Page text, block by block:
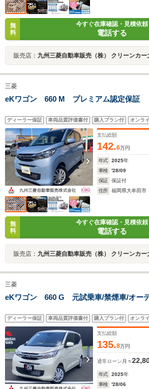
無
料
今すぐ在庫確認・見積依頼
電話する
販売店： 九州三菱自動車販売（株） クリーンカー
三菱
eKワゴン 660 M プレミアム認定保証
ディーラー保証 車両品質評価書付 購入プラン付 オンラ
支払総額
142.6万円
年式 2025年
車検
'28/09
保証
保証付
住所
福岡県大牟田市
無
料
今すぐ在庫確認・見積依頼
電話する
販売店： 九州三菱自動車販売（株） クリーンカー
三菱
eKワゴン 660 G 元試乗車/禁煙車/オー
ディーラー保証 車両品質評価書付 購入プラン付 オンラ
支払総額
135.8万円
通常ローン 月々
年式 2025年
車検
'28/06